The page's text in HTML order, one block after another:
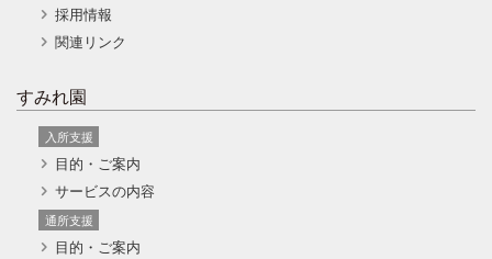
採用情報
関連リンク
すみれ園
入所支援
目的・ご案内
サービスの内容
通所支援
目的・ご案内